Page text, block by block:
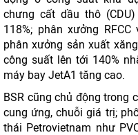
chưng cất dầu thô
118%; phân xưởng
phân xưởng sản xuất
công suất lên tới 140%
máy bay JetA1 tăng cao.
BSR cũng chủ động trong
cung ứng, chuỗi giá trị;
thái Petrovietnam như